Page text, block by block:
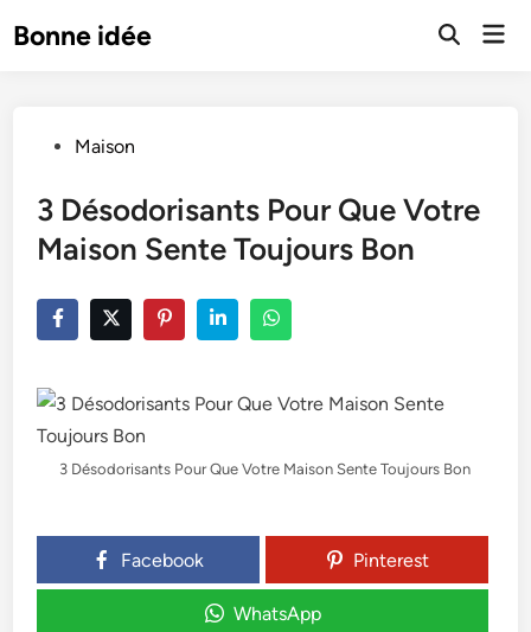
toBonne idée
Open
PostedMaison
3 Désodorisants Pour Que Votre
Maison Sente Toujours Bon
3 Désodorisants Pour Que Votre Maison Sente Toujours Bon
Facebook Pinterest
WhatsApp